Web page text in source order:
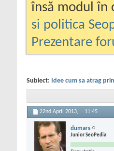
însă modul în
si politica
Prezentare
Subiect: Idee cum sa atrag
22nd April 2013, 11:45
dumars
Junior SeoPedia